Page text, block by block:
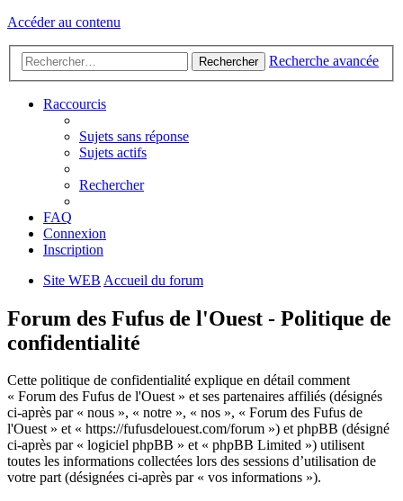
Accéder au contenu
Rechercher Recherche avancée
Raccourcis
Sujets sans réponse
Sujets actifs
Rechercher
FAQ
Connexion
Inscription
Site WEB Accueil du forum
Forum des Fufus de l'Ouest - Politique de
confidentialité
Cette politique de confidentialité explique en détail comment
« Forum des Fufus de l'Ouest » et ses partenaires affiliés (désignés
ci-après par « nous », « notre », « nos », « Forum des Fufus de
l'Ouest » et « https://fufusdelouest.com/forum ») et phpBB (désigné
ci-après par « logiciel phpBB » et « phpBB Limited ») utilisent
toutes les informations collectées lors des sessions d’utilisation de
votre part (désignées ci-après par « vos informations »).